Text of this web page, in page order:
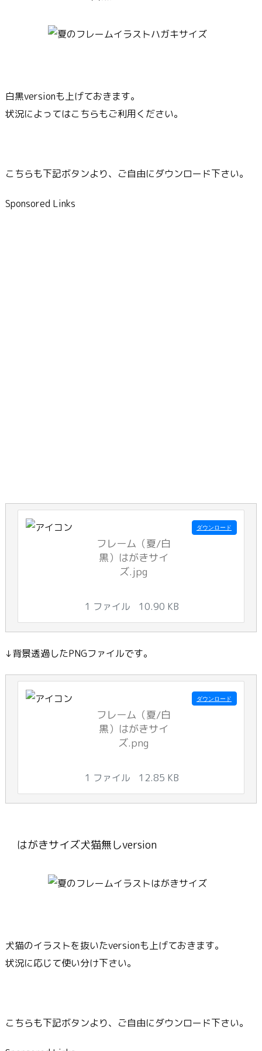
白黒versionも上げておきます。
状況によってはこちらもご利用ください。
こちらも下記ボタンより、ご自由にダウンロード下さい。
Sponsored Links
フレーム（夏/白
黒）はがきサイ
ズ.jpg
1 ファイル 10.90 KB
ダウンロード
↓背景透過したPNGファイルです。
フレーム（夏/白
黒）はがきサイ
ズ.png
1 ファイル 12.85 KB
ダウンロード
はがきサイズ犬猫無しversion
犬猫のイラストを抜いたversionも上げておきます。
状況に応じて使い分け下さい。
こちらも下記ボタンより、ご自由にダウンロード下さい。